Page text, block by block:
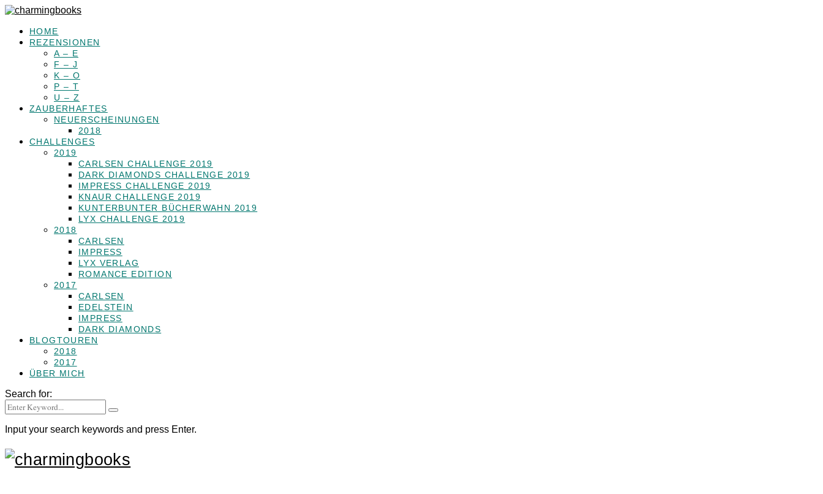
HOME
REZENSIONEN
A – E
F – J
K – O
P – T
U – Z
ZAUBERHAFTES
NEUERSCHEINUNGEN
2018
CHALLENGES
2019
CARLSEN CHALLENGE 2019
DARK DIAMONDS CHALLENGE 2019
IMPRESS CHALLENGE 2019
KNAUR CHALLENGE 2019
KUNTERBUNTER BÜCHERWAHN 2019
LYX CHALLENGE 2019
2018
CARLSEN
IMPRESS
LYX VERLAG
ROMANCE EDITION
2017
CARLSEN
EDELSTEIN
IMPRESS
DARK DIAMONDS
BLOGTOUREN
2018
2017
ÜBER MICH
Search for:
Input your search keywords and press Enter.